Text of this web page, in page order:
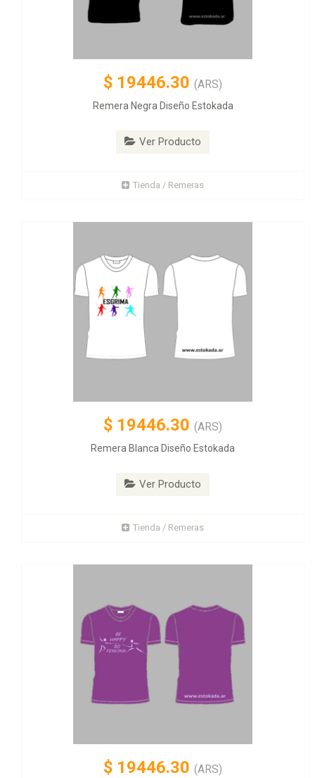
$ 19446.30 (ARS)
Remera Negra Diseño Estokada
Ver Producto
Tienda / Remeras
$ 19446.30 (ARS)
Remera Blanca Diseño Estokada
Ver Producto
Tienda / Remeras
$ 19446.30 (ARS)